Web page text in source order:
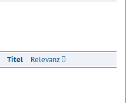
Titel Relevanz